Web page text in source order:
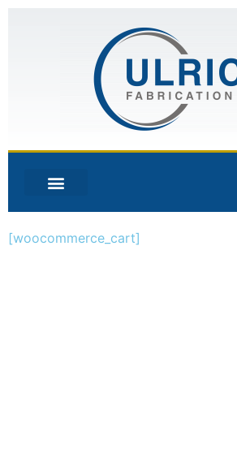
[woocommerce_cart]